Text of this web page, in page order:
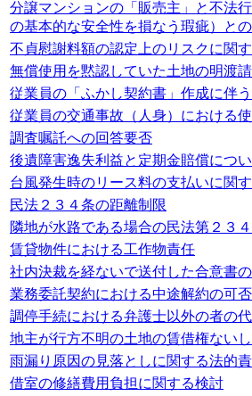
分譲マンションの「販売主」と不法
の基本的な安全性を損なう瑕疵）と
不貞慰謝料額の認定上のリスクに関
無償使用を黙認していた土地の明渡
従業員の「ふかし契約書」作成に伴
従業員の交通事故（人身）における
調査嘱託への回答要否
後遺障害逸失利益と定期金賠償につ
台風発生時のリース料の支払いに関
民法２３４条の距離制限
隣地が水路である場合の民法第２３
賃貸物件における工作物責任
社内決裁を経ないで送付した合意書
業務委託契約における中途解約の可否
調停手続における弁護士以外の者の
地主が行方不明の土地の賃借権ない
雨漏り原因の見落としに関する法的
借室の修繕費用負担に関する検討